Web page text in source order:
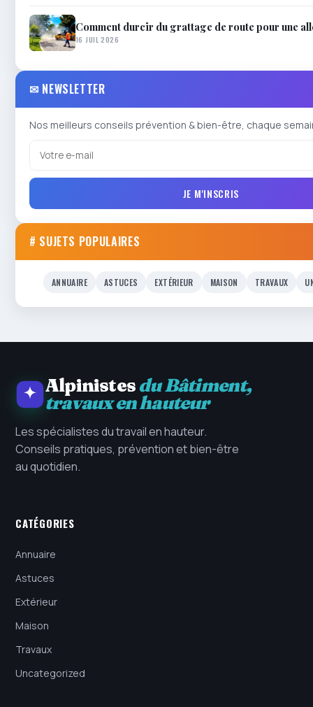
Comment durcir du grattage de route pour une
16 JUIL 2026
✉ NEWSLETTER
Nos meilleurs conseils prévention & bien-être, chaque
JE M'INSCRIS
# SUJETS POPULAIRES
ANNUAIRE ASTUCES EXTÉRIEUR MAISON TRAVAUX
Alpinistesdu Bâtiment,
travaux en hauteur
Les spécialistes du travail en hauteur.
Conseils pratiques, prévention et bien-être
au quotidien.
CATÉGORIES
Annuaire
Astuces
Extérieur
Maison
Travaux
Uncategorized